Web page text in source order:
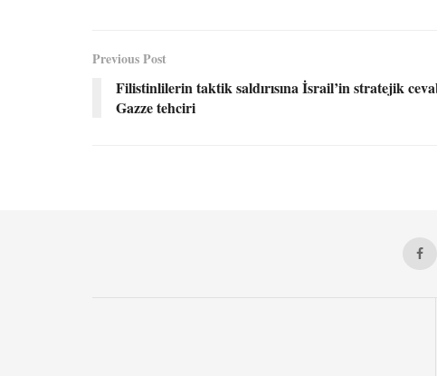
Previous Post
Filistinlilerin taktik saldırısına İsrail’in stratejik
Gazze tehciri